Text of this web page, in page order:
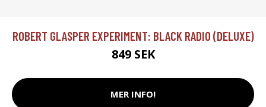
ROBERT GLASPER EXPERIMENT: BLACK RADIO (DELUXE)
849 SEK
MER INFO!